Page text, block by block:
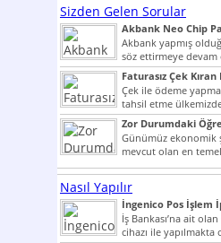
Sizden Gelen Sorular
Akbank Neo Chip
Kullanılır?
Akbank yapmış
söz ettirmeye
potansiyelini
Faturasız Çek
Çek ile ödeme
tahsil etme
şekilde...
Zor Durumdaki
Günümüz ekonomik
mevcut olan en
Nasıl Yapılır
İngenico Pos İşlem
İş Bankası’na ait
cihazı ile